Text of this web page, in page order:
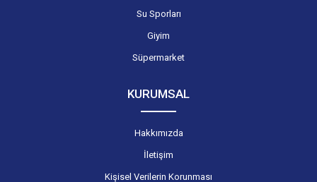
Su Sporları
Giyim
Süpermarket
KURUMSAL
Hakkımızda
İletişim
Kişisel Verilerin Korunması